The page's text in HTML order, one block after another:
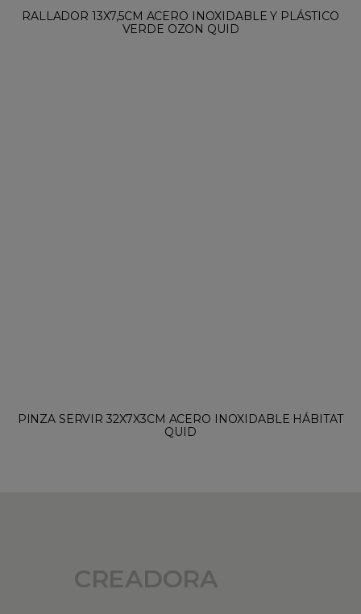
RALLADOR 13X7,5CM ACERO INOXIDABLE Y PLÁSTICO
VERDE OZON QUID
PINZA SERVIR 32X7X3CM ACERO INOXIDABLE HÁBITAT
QUID
CREADORA